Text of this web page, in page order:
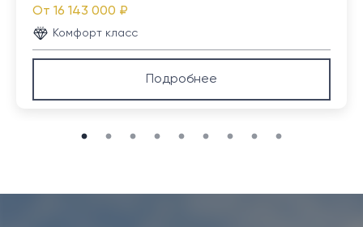
От 16 143 000 ₽
Комфорт класс
Подробнее